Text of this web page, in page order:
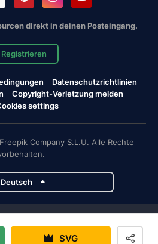
SVG
direkt in deinen Posteingang.
Registrieren
Datenschutzrichtlinien
Copyright-Verletzung melden
settings
Company S.L.U. Alle Rechte
Deutsch